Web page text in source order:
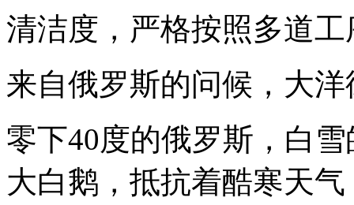
清洁度，严格按照多道
来自俄罗斯的问候，大
零下40度的俄罗斯，白
大白鹅，抵抗着酷寒天